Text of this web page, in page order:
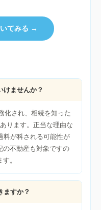
てみる →
けませんか？
化され、相続を知った
ります。正当な理由な
料が科される可能性が
の不動産も対象ですの
。
ますか？